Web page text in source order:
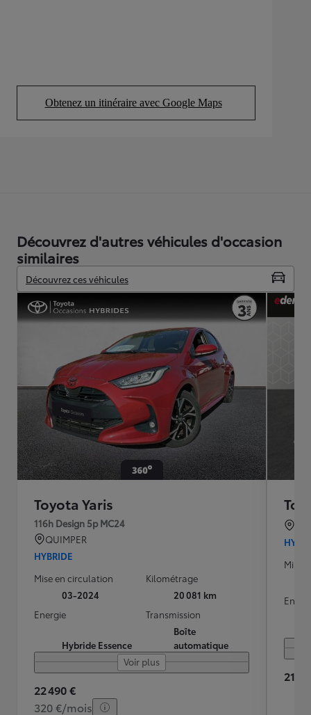
Obtenez un itinéraire avec Google Maps
(Opens in new tab)
Découvrez d'autres véhicules d'occasion
similaires
Découvrez ces véhicules
Toyota Yaris
116h Design 5p MC24
QUIMPER
HYBRIDE
Mise en circulation
03-2024
Kilométrage
20 081 km
Energie
Hybride Essence
Transmission
Boîte
automatique
Voir plus
22 490 €
320 €/mois
Mise
21